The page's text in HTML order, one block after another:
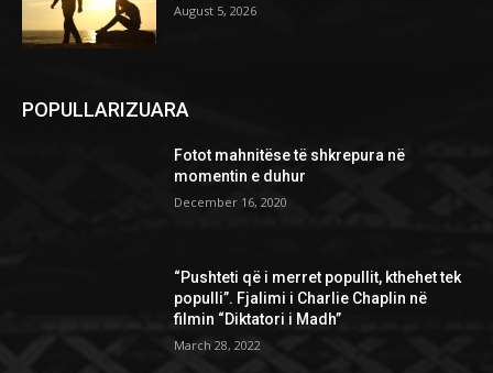
August 5, 2026
POPULLARIZUARA
Fotot mahnitëse të shkrepura në
momentin e duhur
December 16, 2020
“Pushteti që i merret popullit, kthehet tek
populli”. Fjalimi i Charlie Chaplin në
filmin “Diktatori i Madh”
March 28, 2022